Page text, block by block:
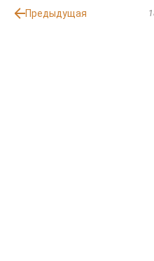
Предыдущая